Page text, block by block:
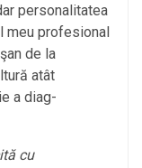
personalitatea
meu profesional
de la
atât
a diag-
cu